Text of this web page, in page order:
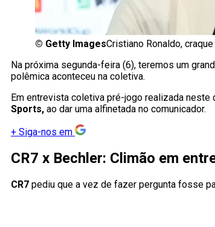
© Getty ImagesCristiano Ronaldo,
Na próxima segunda-feira (6), teremos um
polêmica aconteceu na coletiva.
Em entrevista coletiva pré-jogo realizada neste
Sports, ao dar uma alfinetada no comunicador.
+ Siga-nos em
CR7 x Bechler: Climão em
CR7 pediu que a vez de fazer pergunta fosse